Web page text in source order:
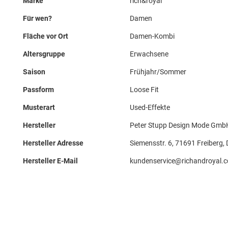
Für wen? Damen
Fläche vor Ort Damen-Kombi
Altersgruppe Erwachsene
Saison Frühjahr/Sommer
Passform Loose Fit
Musterart Used-Effekte
Hersteller Peter Stupp Design Mode
Hersteller Adresse Siemensstr. 6, 71691 Freiberg,
Hersteller E-Mail